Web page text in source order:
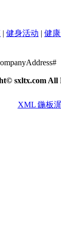
| 健身活动 | 健
sxltx.com All
XML 鍦板